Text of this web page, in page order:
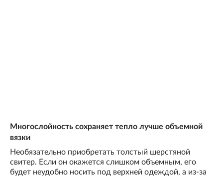
Многослойность сохраняет тепло лучше объемной
вязки
Необязательно приобретать толстый шерстяной
свитер. Если он окажется слишком объемным, его
будет неудобно носить под верхней одеждой, а из-за